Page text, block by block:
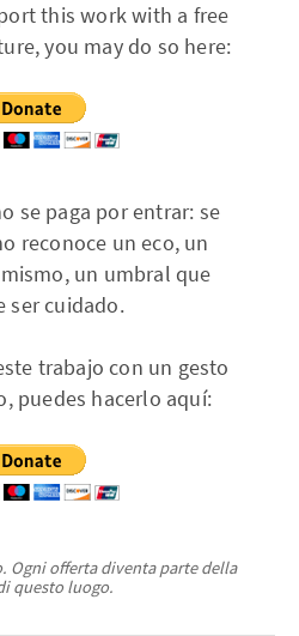
this work with a free
you may do so here:
se paga por entrar: se
reconoce un eco, un
un umbral que
ser cuidado.
trabajo con un gesto
puedes hacerlo aquí:
Ogni offerta diventa parte della
questo luogo.